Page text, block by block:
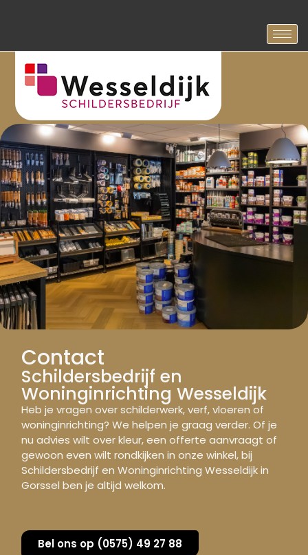
Contact
Schildersbedrijf en
Woninginrichting Wesseldijk
Heb je vragen overschilderwerk,verf,vloerenof
woninginrichting? We helpen je graag verder. Of je
nu advies wilt overkleur, een offerte aanvraagt of
gewoon even wilt rondkijken in onze winkel, bij
Schildersbedrijf en Woninginrichting Wesseldijk in
Gorssel ben je altijd welkom.
Bel ons op (0575) 49 27 88